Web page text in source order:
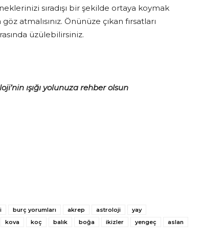
sıradışı bir şekilde ortaya koymak
atmalısınız. Önünüze çıkan fırsatları
üzülebilirsiniz.
ışığı yolunuza rehber olsun
burç yorumları akrep astroloji
yay
kova koç balık boğa ikizler yengeç aslan